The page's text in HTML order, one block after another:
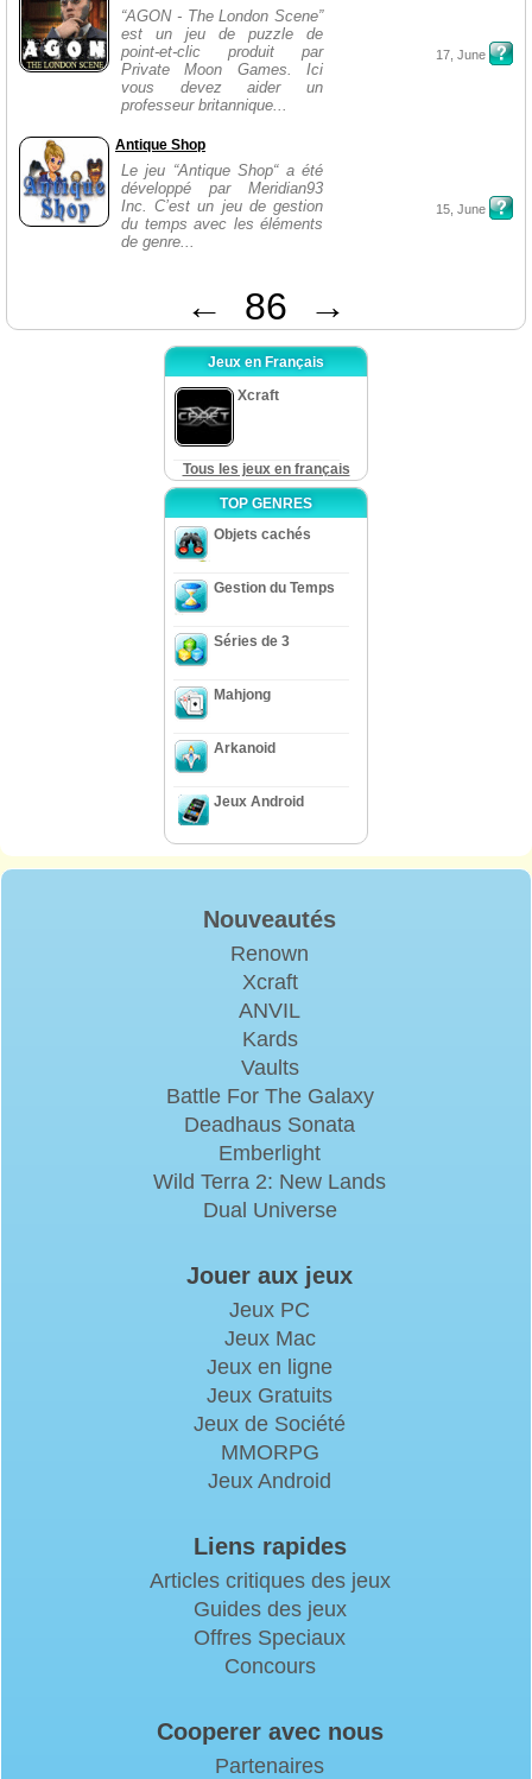
“AGON - The London Scene”
est un jeu de puzzle de
point-et-clic produit par
Private Moon Games. Ici
vous devez aider un
professeur britannique...
17, June
Antique Shop
Le jeu “Antique Shop“ a été
développé par Meridian93
Inc. C’est un jeu de gestion
du temps avec les éléments
de genre...
15, June
← 86 →
Jeux en Français
Xcraft
Tous les jeux en français
TOP GENRES
Objets cachés
Gestion du Temps
Séries de 3
Mahjong
Arkanoid
Jeux Android
Nouveautés
Renown
Xcraft
ANVIL
Kards
Vaults
Battle For The Galaxy
Deadhaus Sonata
Emberlight
Wild Terra 2: New Lands
Dual Universe
Jouer aux jeux
Jeux PC
Jeux Mac
Jeux en ligne
Jeux Gratuits
Jeux de Société
MMORPG
Jeux Android
Liens rapides
Articles critiques des jeux
Guides des jeux
Offres Speciaux
Concours
Cooperer avec nous
Partenaires